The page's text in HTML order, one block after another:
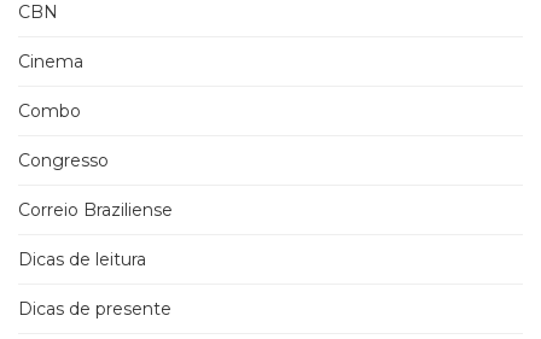
CBN
Cinema
Combo
Congresso
Correio Braziliense
Dicas de leitura
Dicas de presente